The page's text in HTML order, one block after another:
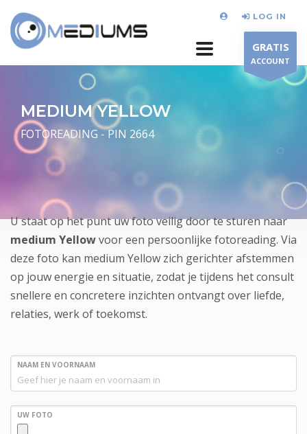
LOG IN
GRATIS
ACCOUNT
MEDIUM YELLOW
FOTOREADING - PIN 2664
U staat op het punt uw foto veilig door te sturen naar
medium Yellowvoor een persoonlijke fotoreading. Via
deze foto kan medium Yellow zich gerichter afstemmen
op jouw energie en situatie, zodat je tijdens het consult
snellere en concretere inzichten ontvangt over liefde,
relaties, werk of toekomst.
NAAM EN VOORNAAM
UW FOTO